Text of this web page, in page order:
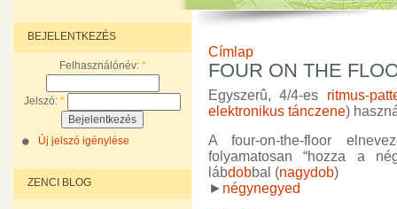
BEJELENTKEZÉS
Felhasználónév: *
Jelszó: *
Új jelszó igénylése
ZENCI BLOG
Címlap
FOUR ON THE
Egyszerû, 4/4-es ritmus-
elektronikus tánczene)
A four-on-the-floor
folyamatosan “hozza a
lábdobbal (nagydob)
► négynegyed